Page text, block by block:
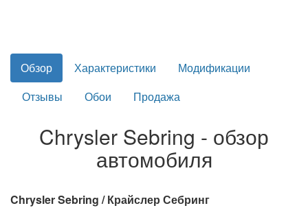
Обзор Характеристики
Модификации
Отзывы
Обои Продажа
Chrysler Sebring - обзор
автомобиля
Chrysler Sebring / Крайслер Себринг